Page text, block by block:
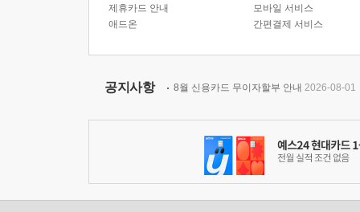
제휴카드 안내
애드온
모바일 서비스
간편결제 서비스
공지사항 8월 신용카드 무이자할부 안내 2026-08-01